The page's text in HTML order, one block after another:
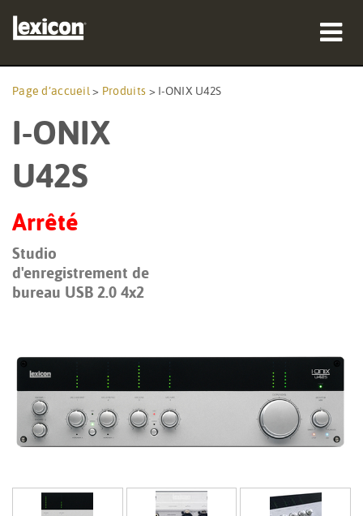
Produits
Où acheter
Formation
Support
Langue/Région
Page d’accueil > Produits > I-ONIX U42S
I-ONIX
U42S
Arrêté
Studio
d'enregistrement de
bureau USB 2.0 4x2